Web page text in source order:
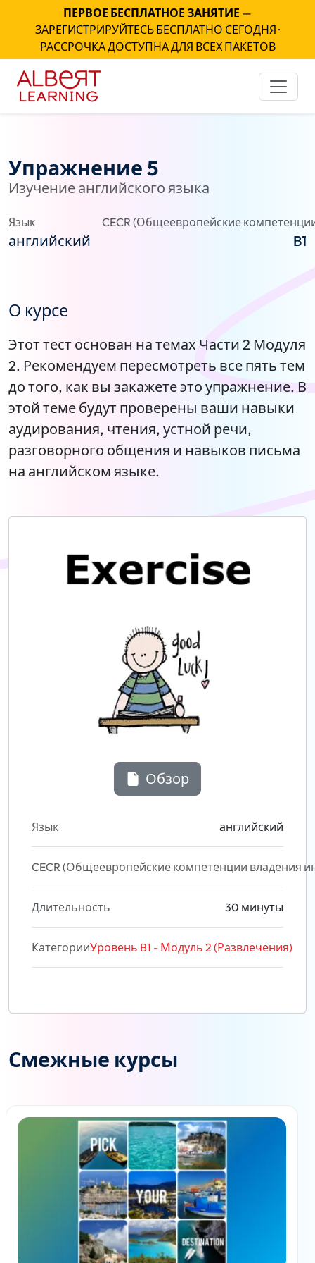
ПЕРВОЕ БЕСПЛАТНОЕ ЗАНЯТИЕ —
ЗАРЕГИСТРИРУЙТЕСЬ БЕСПЛАТНО СЕГОДНЯ ·
РАССРОЧКА ДОСТУПНА ДЛЯ ВСЕХ ПАКЕТОВ
Упражнение 5
Изучение английского языка
Язык
английский
CECR (Общеевропейские
B1
О курсе
Этот тест основан на темах Части 2 Модуля
2. Рекомендуем пересмотреть все пять тем
до того, как вы закажете это упражнение. В
этой теме будут проверены ваши навыки
аудирования, чтения, устной речи,
разговорного общения и навыков письма
на английском языке.
Обзор
Язык английский
CECR (Общеевропейские компетенции владения
Длительность 30 минуты
КатегорииУровень B1 - Модуль 2 (Развлечения)
Смежные курсы